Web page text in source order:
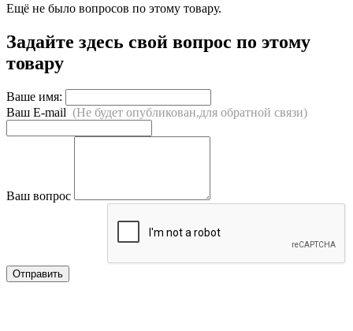
Ещё не было вопросов по этому товару.
Задайте здесь свой вопрос по этому
товару
Ваше имя:
Ваш E-mail (Не будет опубликован,для обратной связи)
Ваш вопрос
Отправить